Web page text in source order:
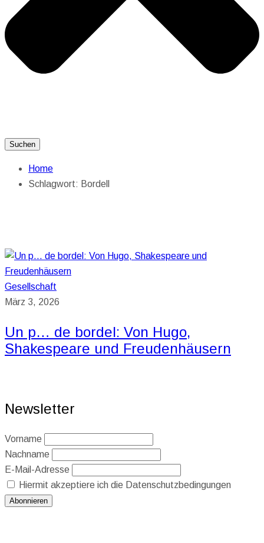
Suchen
Home
Schlagwort: Bordell
Gesellschaft
März 3, 2026
Un p… de bordel: Von Hugo,
Shakespeare und Freudenhäusern
Newsletter
Vorname
Nachname
E-Mail-Adresse
Hiermit akzeptiere ich die Datenschutzbedingungen